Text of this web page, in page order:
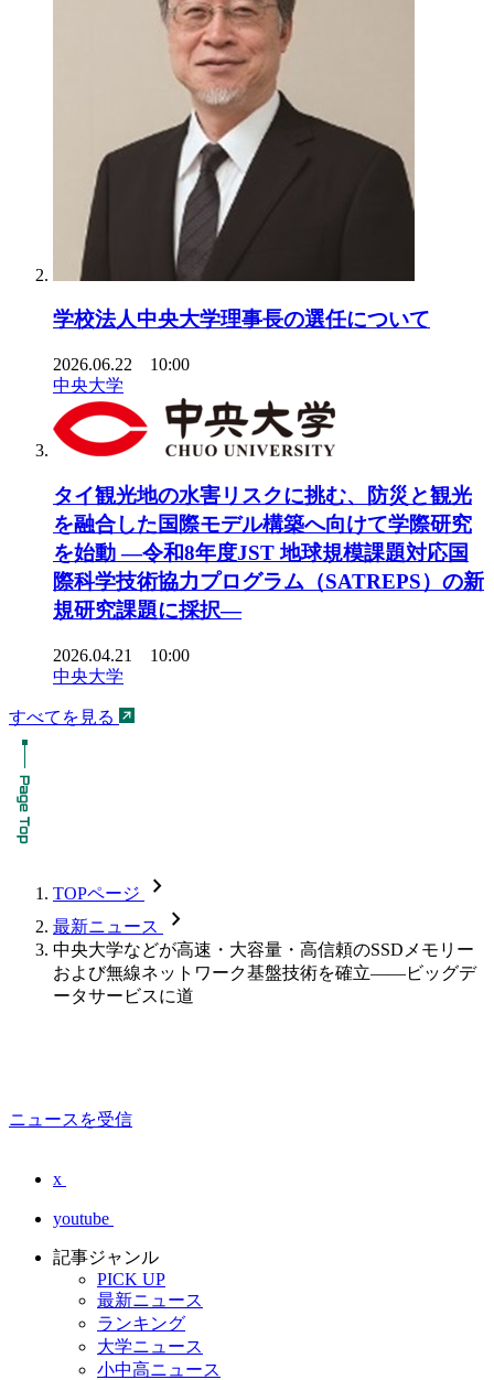
学校法人中央大学理事長の選任について
2026.06.22 10:00
中央大学
タイ観光地の水害リスクに挑む、防災と観光
を融合した国際モデル構築へ向けて学際研究
を始動 ―令和8年度JST 地球規模課題対応国
際科学技術協力プログラム（SATREPS）の新
規研究課題に採択―
2026.04.21 10:00
中央大学
すべてを見る
TOPページ chevron_forward
最新ニュース chevron_forward
中央大学などが高速・大容量・高信頼のSSDメモリー
および無線ネットワーク基盤技術を確立――ビッグデ
ータサービスに道
ニュースを受信
x
youtube
記事ジャンル
PICK UP
最新ニュース
ランキング
大学ニュース
小中高ニュース